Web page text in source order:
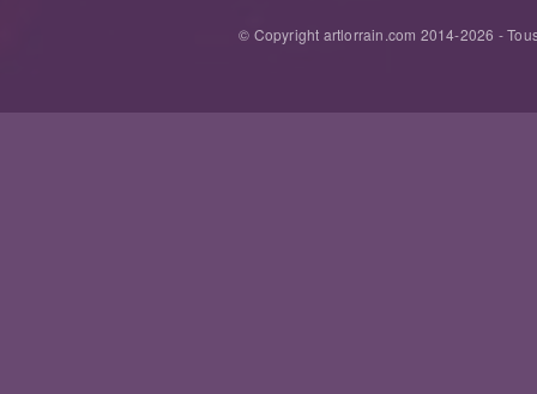
© Copyright artlorrain.com 2014-2026 -